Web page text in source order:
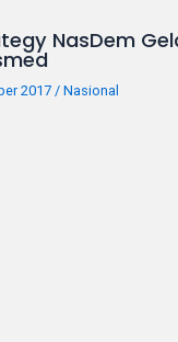
NasDem
2017 /Nasional